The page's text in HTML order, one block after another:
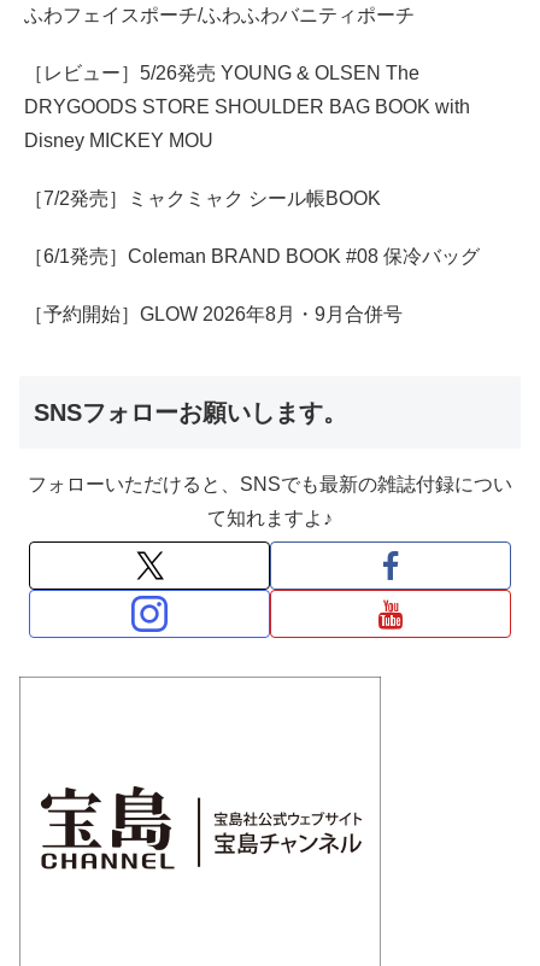
ふわフェイスポーチ/ふわふわバニティポーチ
［レビュー］5/26発売 YOUNG & OLSEN The
DRYGOODS STORE SHOULDER BAG BOOK with
Disney MICKEY MOU
［7/2発売］ミャクミャク シール帳BOOK
［6/1発売］Coleman BRAND BOOK #08 保冷バッグ
［予約開始］GLOW 2026年8月・9月合併号
SNSフォローお願いします。
フォローいただけると、SNSでも最新の雑誌付録につい
て知れますよ♪